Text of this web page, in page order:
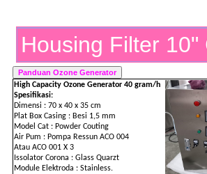
Housing Filter 10"
High Capacity Ozone Generator 40 gram/h
Spesifikasi:
Dimensi : 70 x 40 x 35 cm
Plat Box Casing : Besi 1,5 mm
Model Cat : Powder Couting
Air Pum : Pompa Ressun ACO 004
Atau ACO 001 X 3
Issolator Corona : Glass Quarzt
Module Elektroda : Stainless.